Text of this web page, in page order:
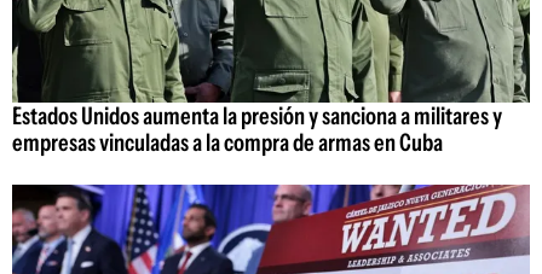
Estados Unidos aumenta la presión y sanciona a militares y
empresas vinculadas a la compra de armas en Cuba